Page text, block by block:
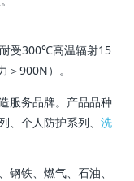
受300℃高温辐射15
900N）。
服务品牌。产品品种
、个人防护系列、 洗
铁、燃气、石油、